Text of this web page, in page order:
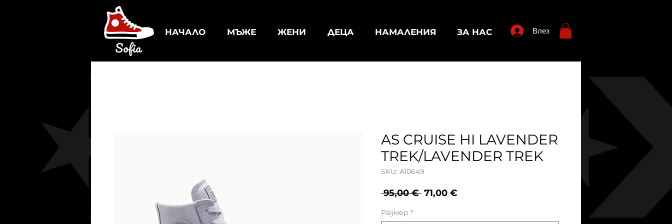
НАЧАЛО МЪЖЕ ЖЕНИ ДЕЦА НАМАЛЕНИЯ ЗА НАС Влез
AS CRUISE HI LAVENDER
TREK/LAVENDER TREK
SKU: A10649
95,00 € Редовна
71,00 €
Размер *